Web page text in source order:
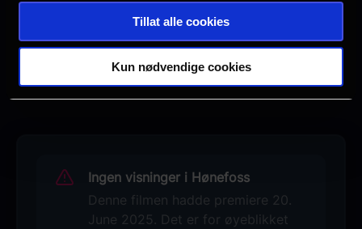
Tillat alle cookies
Kun nødvendige cookies
Ingen visninger i Hønefoss
Denne filmen hadde premiere 20.
June 2025. Det er for øyeblikket